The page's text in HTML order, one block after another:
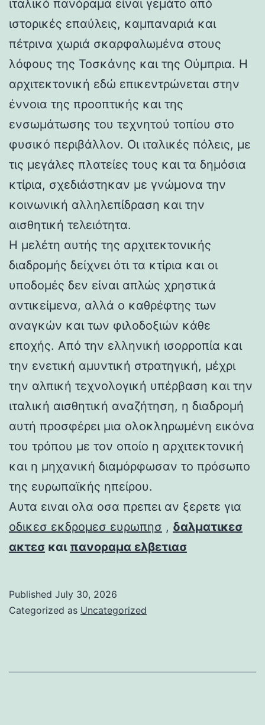
ιταλικό πανόραμα είναι γεμάτο από
ιστορικές επαύλεις, καμπαναριά και
πέτρινα χωριά σκαρφαλωμένα στους
λόφους της Τοσκάνης και της Ούμπρια. Η
αρχιτεκτονική εδώ επικεντρώνεται στην
έννοια της προοπτικής και της
ενσωμάτωσης του τεχνητού τοπίου στο
φυσικό περιβάλλον. Οι ιταλικές πόλεις, με
τις μεγάλες πλατείες τους και τα δημόσια
κτίρια, σχεδιάστηκαν με γνώμονα την
κοινωνική αλληλεπίδραση και την
αισθητική τελειότητα.
Η μελέτη αυτής της αρχιτεκτονικής
διαδρομής δείχνει ότι τα κτίρια και οι
υποδομές δεν είναι απλώς χρηστικά
αντικείμενα, αλλά ο καθρέφτης των
αναγκών και των φιλοδοξιών κάθε
εποχής. Από την ελληνική ισορροπία και
την ενετική αμυντική στρατηγική, μέχρι
την αλπική τεχνολογική υπέρβαση και την
ιταλική αισθητική αναζήτηση, η διαδρομή
αυτή προσφέρει μια ολοκληρωμένη εικόνα
του τρόπου με τον οποίο η αρχιτεκτονική
και η μηχανική διαμόρφωσαν το πρόσωπο
της ευρωπαϊκής ηπείρου.
Αυτα ειναι ολα οσα πρεπει αν ξερετε για
οδικεσ εκδρομεσ ευρωπησ , δαλματικεσ
ακτεσ και πανοραμα ελβετιασ
Published July 30, 2026
Categorized as Uncategorized